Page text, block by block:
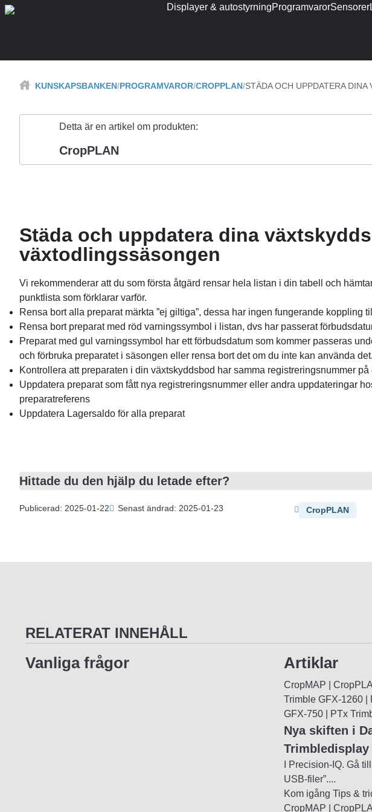
Displayer & autostyrningProgramvarorSensorer
KUNSKAPSBANKEN PROGRAMVAROR CROPPLAN STÄDA OCH UPPDATERA
CropPLAN
Detta är en artikel om produkten:
Städa och uppdatera dina
växtodlingssäsongen
Vi rekommenderar att du som första åtgärd rensar hela listan i din tabell och
punktlista som förklarar varför.
Rensa bort alla preparat märkta ”ej giltiga”, dessa har ingen fungerande koppling
Rensa bort preparat med röd varningssymbol i listan, dvs har passerat
Preparat med gul varningssymbol har ett förbudsdatum som kommer passeras
och förbruka preparatet i säsongen eller rensa bort det om du inte kan använda det.
Kontrollera att preparaten i din växtskyddsbod har samma registreringsnummer
Uppdatera preparat som fått nya registreringsnummer eller andra uppdateringar
preparatreferens
Uppdatera Lagersaldo för alla preparat
Hittade du den hjälp du letade efter?
Publicerad: 2025-01-22 Senast ändrad: 2025-01-23 CropPLAN
RELATERAT INNEHÅLL
Vanliga frågor Artiklar
CropMAP |
Trimble GFX-1260 |
GFX-750 | PTx
Nya skiften i
I Precision-IQ. Gå
USB-filer”....
Kom igång Tips &
CropMAP |